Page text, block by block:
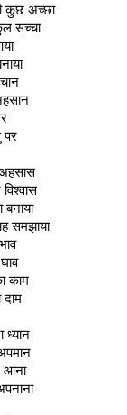
कुछ अच्छा
सच्चा
पर
समझाया
काम
ध्यान
आना